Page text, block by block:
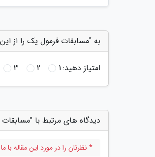
به "مسابقات فرمول یک را از
امتیاز دهید:1
2
3
دیدگاه های مرتبط با
* نظرتان را در مورد این مقاله با